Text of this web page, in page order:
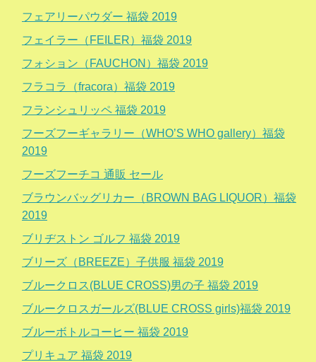
フェアリーパウダー 福袋 2019
フェイラー（FEILER）福袋 2019
フォション（FAUCHON）福袋 2019
フラコラ（fracora）福袋 2019
フランシュリッペ 福袋 2019
フーズフーギャラリー（WHO’S WHO gallery）福袋
2019
フーズフーチコ 通販 セール
ブラウンバッグリカー（BROWN BAG LIQUOR）福袋
2019
ブリヂストン ゴルフ 福袋 2019
ブリーズ（BREEZE）子供服 福袋 2019
ブルークロス(BLUE CROSS)男の子 福袋 2019
ブルークロスガールズ(BLUE CROSS girls)福袋 2019
ブルーボトルコーヒー 福袋 2019
プリキュア 福袋 2019